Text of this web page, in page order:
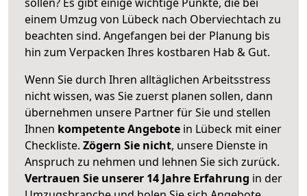
einem Umzug von Lübeck nach Oberviechtach zu
beachten sind. Angefangen bei der Planung bis
hin zum Verpacken Ihres kostbaren Hab & Gut.
Wenn Sie durch Ihren alltäglichen Arbeitsstress
nicht wissen, was Sie zuerst planen sollen, dann
übernehmen unsere Partner für Sie und stellen
Ihnen kompetente Angebote in Lübeck mit einer
Checkliste. Zögern Sie nicht, unsere Dienste in
Anspruch zu nehmen und lehnen Sie sich zurück.
Vertrauen Sie unserer 14 Jahre Erfahrung in der